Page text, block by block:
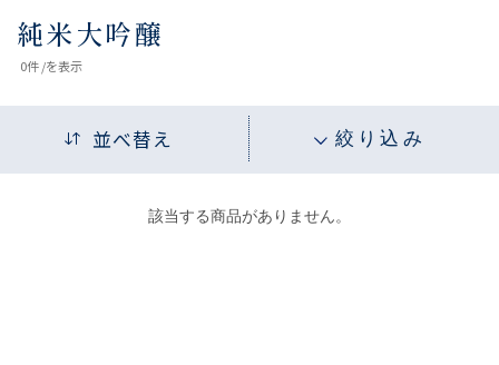
純米大吟醸
0件 /を表示
並べ替え 絞り込み
該当する商品がありません。